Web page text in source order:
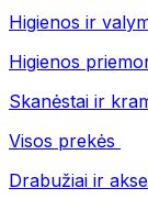
Higienos ir
Higienos
Skanėstai ir
Visos prekės
Drabužiai ir